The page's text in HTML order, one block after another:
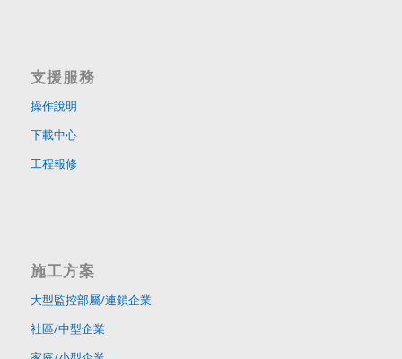
支援服務
操作說明
下載中心
工程報修
施工方案
大型監控部屬/連鎖企業
社區/中型企業